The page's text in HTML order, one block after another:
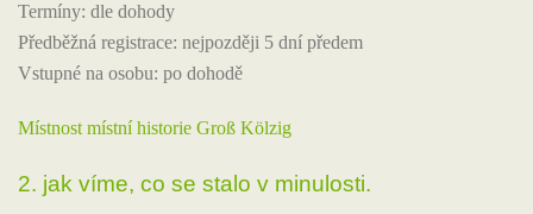
Termíny: dle dohody
Předběžná registrace: nejpozději 5 dní předem
Vstupné na osobu: po dohodě
Místnost místní historie Groß Kölzig
2. jak víme, co se stalo v minulosti.